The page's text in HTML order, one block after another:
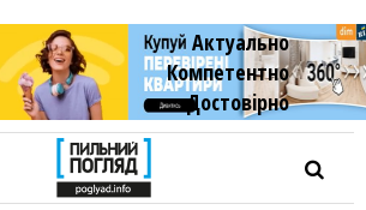
Актуально
Компетентно
Достовiрно